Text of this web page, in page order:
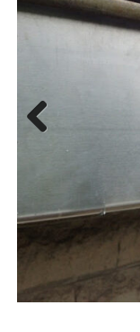
Previous